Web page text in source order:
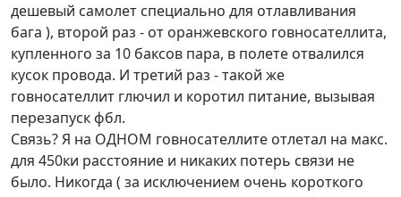
дешевый самолет специально для отлавливания
бага ), второй раз - от оранжевского говносателлита,
купленного за 10 баксов пара, в полете отвалился
кусок провода. И третий раз - такой же
говносателлит глючил и коротил питание, вызывая
перезапуск фбл.
Связь? Я на ОДНОМ говносателлите отлетал на макс.
для 450ки расстояние и никаких потерь связи не
было. Никогда ( за исключением очень короткого